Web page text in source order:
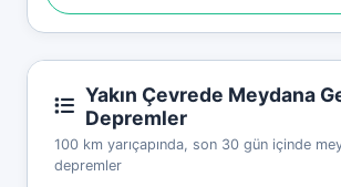
Yakın Çevrede Meydana
Depremler
100 km yarıçapında, son 30 gün içinde
depremler